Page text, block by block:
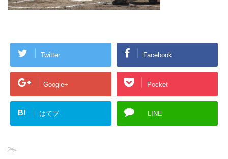
Twitter Facebook
Google+ Pocket
B! はてブ LINE
-